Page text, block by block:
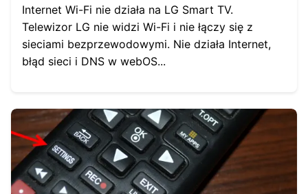
Internet Wi-Fi nie działa na LG Smart TV.
Telewizor LG nie widzi Wi-Fi i nie łączy się z
sieciami bezprzewodowymi. Nie działa Internet,
błąd sieci i DNS w webOS...